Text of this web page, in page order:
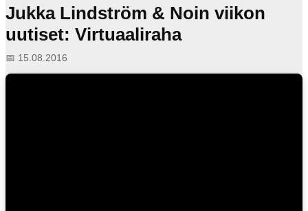
Jukka Lindström & Noin viikon
uutiset: Virtuaaliraha
📅 15.08.2016